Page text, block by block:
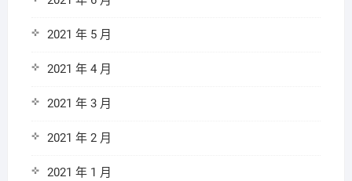
2021 年 5 月
2021 年 4 月
2021 年 3 月
2021 年 2 月
2021 年 1 月